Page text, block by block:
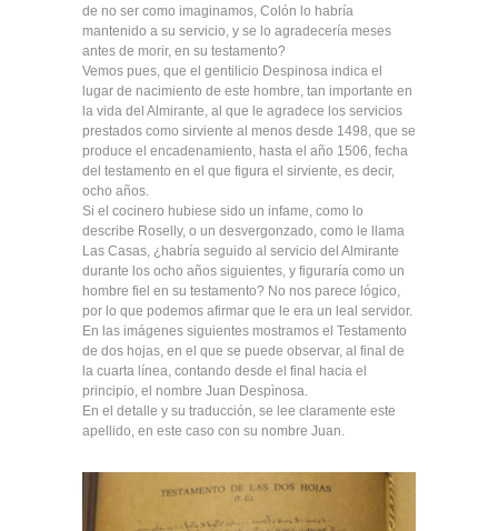
de no ser como imaginamos, Colón lo habría
mantenido a su servicio, y se lo agradecería meses
antes de morir, en su testamento?
Vemos pues, que el gentilicio Despinosa indica el
lugar de nacimiento de este hombre, tan importante en
la vida del Almirante, al que le agradece los servicios
prestados como sirviente al menos desde 1498, que se
produce el encadenamiento, hasta el año 1506, fecha
del testamento en el que figura el sirviente, es decir,
ocho años.
Si el cocinero hubiese sido un infame, como lo
describe Roselly, o un desvergonzado, como le llama
Las Casas, ¿habría seguido al servicio del Almirante
durante los ocho años siguientes, y figuraría como un
hombre fiel en su testamento? No nos parece lógico,
por lo que podemos afirmar que le era un leal servidor.
En las imágenes siguientes mostramos el Testamento
de dos hojas, en el que se puede observar, al final de
la cuarta línea, contando desde el final hacia el
principio, el nombre Juan Despìnosa.
En el detalle y su traducción, se lee claramente este
apellido, en este caso con su nombre Juan.